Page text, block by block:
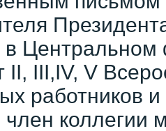
II, III,IV, V
работников
член коллегии